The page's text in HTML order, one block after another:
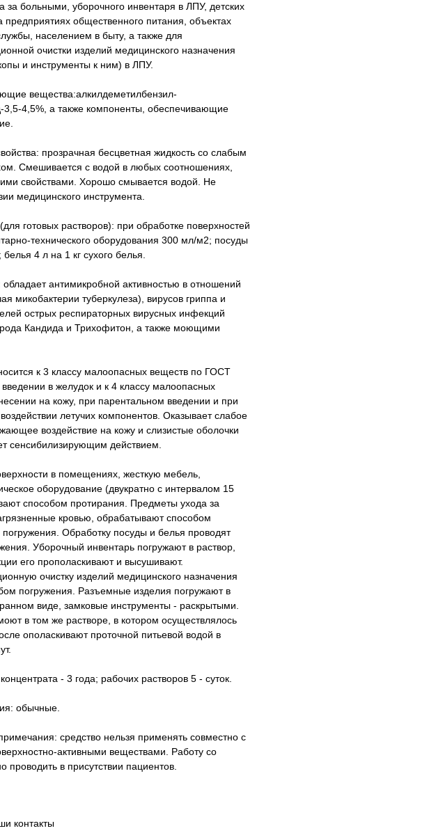
за больными, уборочного инвентаря в ЛПУ, детских
предприятиях общественного питания, объектах
населением в быту, а также для
очистки изделий медицинского назначения
и инструменты к ним) в ЛПУ.
вещества:алкилдеметилбензил-
4,5%, а также компоненты, обеспечивающие
прозрачная бесцветная жидкость со слабым
Смешивается с водой в любых соотношениях,
свойствами. Хорошо смывается водой. Не
медицинского инструмента.
готовых растворов): при обработке поверхностей
технического оборудования 300 мл/м2; посуды
4 л на 1 кг сухого белья.
антимикробной активностью в отношений
микобактерии туберкулеза), вирусов гриппа и
острых респираторных вирусных инфекций
Кандида и Трихофитон, а также моющими
к 3 классу малоопасных веществ по ГОСТ
в желудок и к 4 классу малоопасных
на кожу, при парентальном введении и при
летучих компонентов. Оказывает слабое
воздействие на кожу и слизистые оболочки
сенсибилизирующим действием.
в помещениях, жесткую мебель,
оборудование (двукратно с интервалом 15
способом протирания. Предметы ухода за
кровью, обрабатывают способом
Обработку посуды и белья проводят
Уборочный инвентарь погружают в раствор,
его прополаскивают и высушивают.
очистку изделий медицинского назначения
погружения. Разъемные изделия погружают в
виде, замковые инструменты - раскрытыми.
в том же растворе, в котором осуществлялось
ополаскивают проточной питьевой водой в
- 3 года; рабочих растворов 5 - суток.
обычные.
средство нельзя применять совместно с
активными веществами. Работу со
проводить в присутствии пациентов.
контакты